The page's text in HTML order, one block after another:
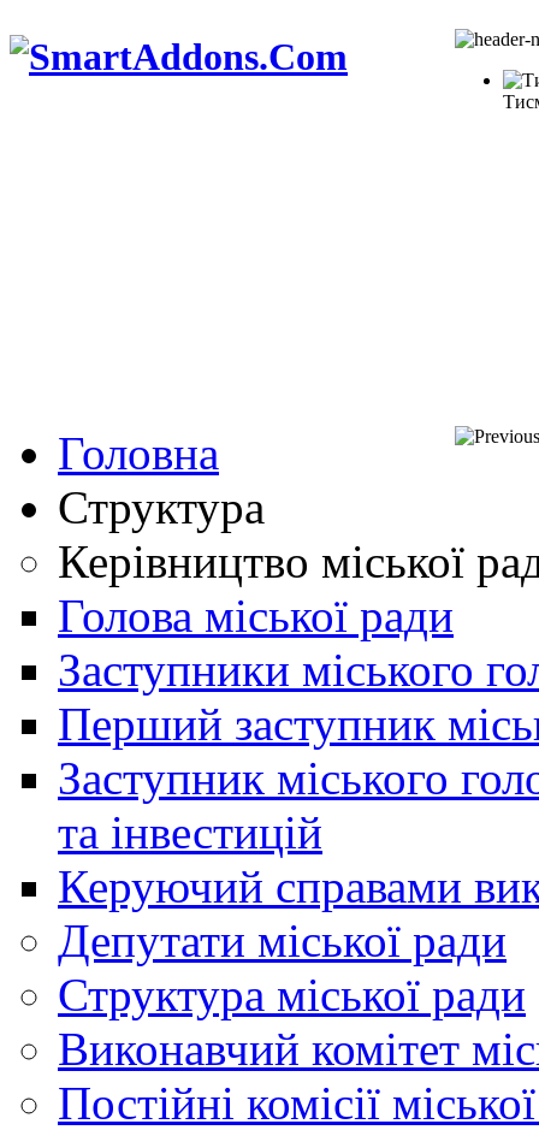
Головна
Структура
Керівництво міської
Голова міської ради
Заступники міського
Перший заступник
Заступник міського
та інвестицій
Керуючий справами
Депутати міської ради
Структура міської ради
Виконавчий комітет
Постійні комісії